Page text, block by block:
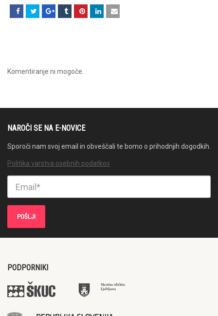
Komentiranje ni mogoče.
NAROČI SE NA E-NOVICE
Sporoči nam svoj email in obveščali te bomo o prihodnjih dogodkih.
Politika varstva osebnih podatkov
PODPORNIKI